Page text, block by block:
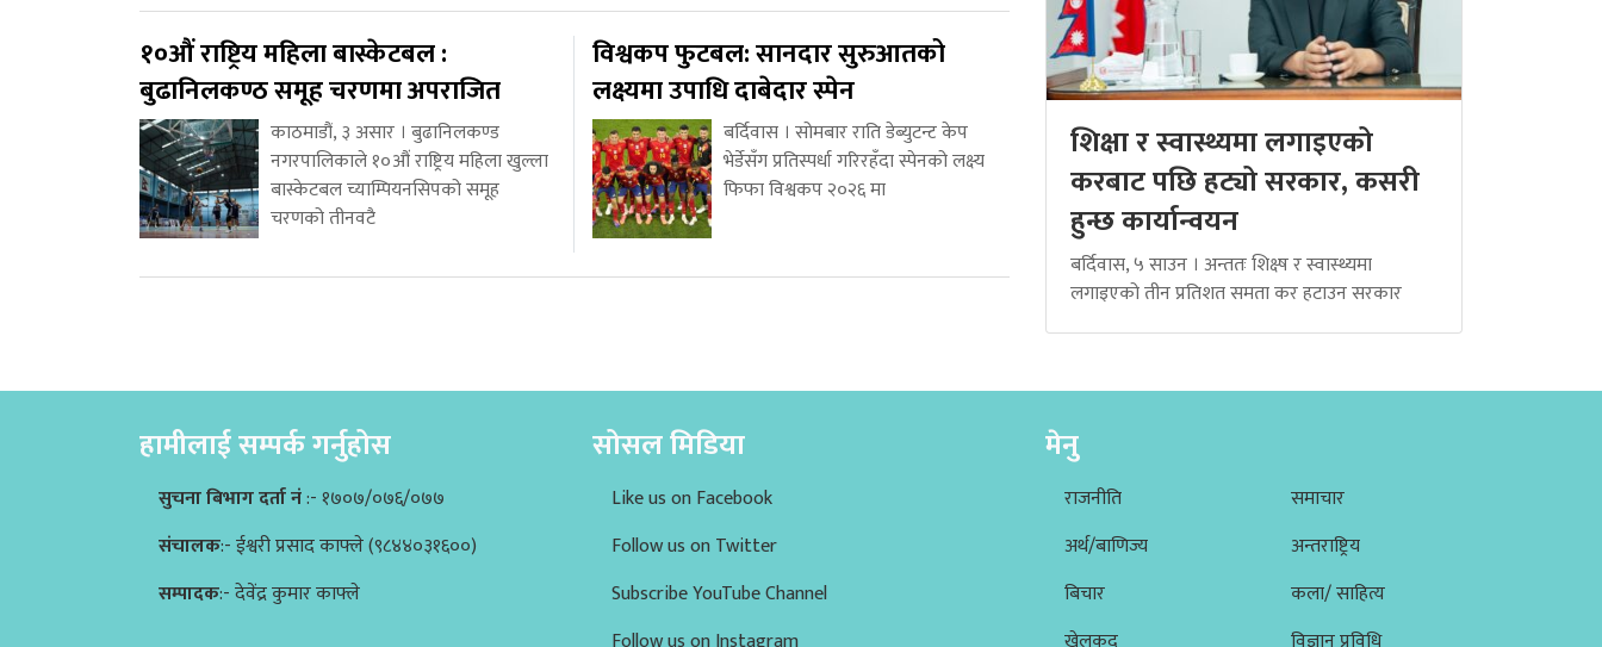
१०औं राष्ट्रिय महिला बास्केटबल :
बुढानिलकण्ठ समूह चरणमा अपराजित
काठमाडौं, ३ असार । बुढानिलकण्ड
नगरपालिकाले १०औं राष्ट्रिय महिला खुल्ला
बास्केटबल च्याम्पियनसिपको समूह
चरणको तीनवटै
विश्वकप फुटबल: सानदार सुरुआतको
लक्ष्यमा उपाधि दाबेदार स्पेन
बर्दिवास । सोमबार राति डेब्युटन्ट केप
भेर्डेसँग प्रतिस्पर्धा गरिरहँदा स्पेनको लक्ष्य
फिफा विश्वकप २०२६ मा
शिक्षा र स्वास्थ्यमा लगाइएको
करबाट पछि हट्यो सरकार, कसरी
हुन्छ कार्यान्वयन
बर्दिवास, ५ साउन । अन्ततः शिक्ष्ष र स्वास्थ्यमा
लगाइएको तीन प्रतिशत समता कर हटाउन सरकार
हामीलाई सम्पर्क गर्नुहोस
सुचना बिभाग दर्ता नं:- १७०७/०७६/०७७
संचालक:- ईश्वरी प्रसाद काफ्ले (९८४४०३१६००)
सम्पादक:- देवेंद्र कुमार काफ्ले
सोसल मिडिया
Like us on Facebook
Follow us on Twitter
Subscribe YouTube Channel
मेनु
राजनीति
अर्थ/बाणिज्य
बिचार
समाचार
अन्तराष्ट्रिय
कला/ साहित्य